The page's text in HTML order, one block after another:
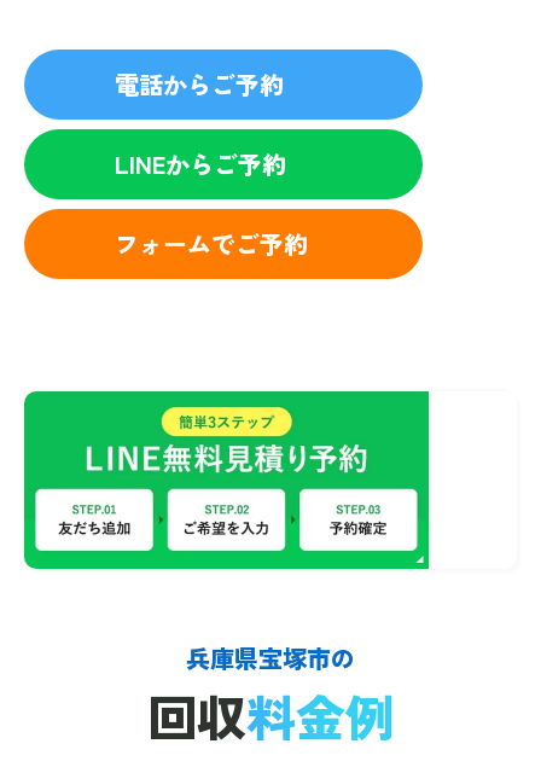
電話からご予約
LINEからご予約
フォームでご予約
兵庫県宝塚市の
回収料金例